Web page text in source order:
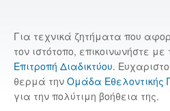
Για τεχνικά ζητήματα που
τον ιστότοπο, επικοινωνήστε με
Επιτροπή Διαδικτύου.
θερμά την Ομάδα Εθελοντικής
για την πολύτιμη βοήθεια της.